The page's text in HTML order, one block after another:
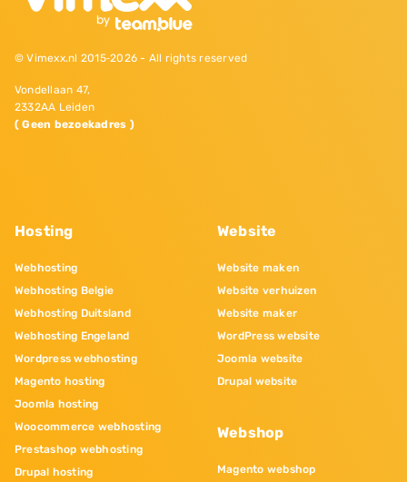
© Vimexx.nl 2015‐2026 - All rights reserved
Vondellaan 47,
2332AA Leiden
( Geen bezoekadres )
Hosting
Webhosting
Webhosting Belgie
Webhosting Duitsland
Webhosting Engeland
Wordpress webhosting
Magento hosting
Joomla hosting
Woocommerce webhosting
Prestashop webhosting
Drupal hosting
Website
Website maken
Website verhuizen
Website maker
WordPress website
Joomla website
Drupal website
Webshop
Magento webshop